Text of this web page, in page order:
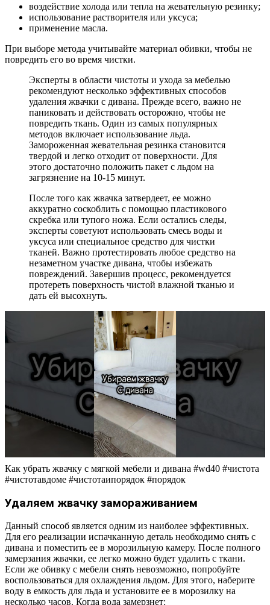
воздействие холода или тепла на жевательную резинку;
использование растворителя или уксуса;
применение масла.
При выборе метода учитывайте материал обивки, чтобы не
повредить его во время чистки.
Эксперты в области чистоты и ухода за мебелью
рекомендуют несколько эффективных способов
удаления жвачки с дивана. Прежде всего, важно не
паниковать и действовать осторожно, чтобы не
повредить ткань. Один из самых популярных
методов включает использование льда.
Замороженная жевательная резинка становится
твердой и легко отходит от поверхности. Для
этого достаточно положить пакет с льдом на
загрязнение на 10-15 минут.
После того как жвачка затвердеет, ее можно
аккуратно соскоблить с помощью пластикового
скребка или тупого ножа. Если остались следы,
эксперты советуют использовать смесь воды и
уксуса или специальное средство для чистки
тканей. Важно протестировать любое средство на
незаметном участке дивана, чтобы избежать
повреждений. Завершив процесс, рекомендуется
протереть поверхность чистой влажной тканью и
дать ей высохнуть.
Как убрать жвачку с мягкой мебели и дивана #wd40 #чистота
#чистотавдоме #чистотаипорядок #порядок
Удаляем жвачку замораживанием
Данный способ является одним из наиболее эффективных.
Для его реализации испачканную деталь необходимо снять с
дивана и поместить ее в морозильную камеру. После полного
замерзания жвачки, ее легко можно будет удалить с ткани.
Если же обивку с мебели снять невозможно, попробуйте
воспользоваться для охлаждения льдом. Для этого, наберите
воду в емкость для льда и установите ее в морозилку на
несколько часов. Когда вода замерзнет: